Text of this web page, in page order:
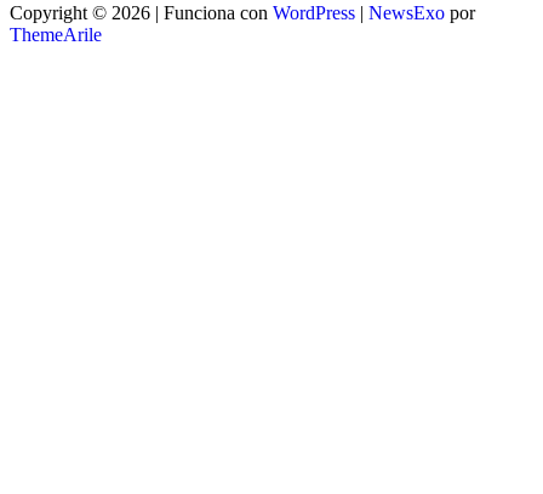
Copyright © 2026 | Funciona con WordPress | NewsExo por
ThemeArile